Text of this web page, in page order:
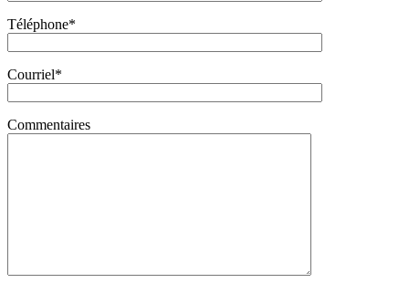
Téléphone*
Courriel*
Commentaires